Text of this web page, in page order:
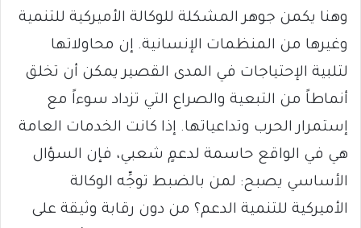
وهنا يكمن جوهر المشكلة للوكالة الأميركية للتنمية
وغيرها من المنظمات الإنسانية. إن محاولاتها
لتلبية الإحتياجات في المدى القصير يمكن أن تخلق
أنماطاً من التبعية والصراع التي تزداد سوءاً مع
إستمرار الحرب وتداعياتها. إذا كانت الخدمات العامة
هي في الواقع حاسمة لدعمٍ شعبي، فإن السؤال
الأساسي يصبح: لمن بالضبط توجِّه الوكالة
الأميركية للتنمية الدعم؟ من دون رقابة وثيقة على